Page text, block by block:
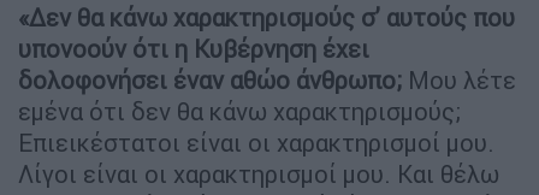
«Δεν θα κάνω χαρακτηρισμούς σ’ αυτούς που
υπονοούν ότι η Κυβέρνηση έχει
δολοφονήσει έναν αθώο άνθρωπο; Μου λέτε
εμένα ότι δεν θα κάνω χαρακτηρισμούς;
Επιεικέστατοι είναι οι χαρακτηρισμοί μου.
Λίγοι είναι οι χαρακτηρισμοί μου. Και θέλω